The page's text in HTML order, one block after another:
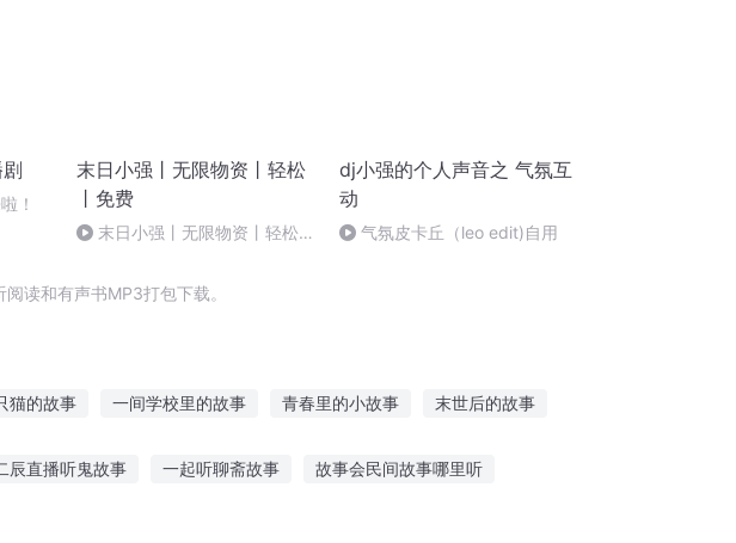
！
末日小强丨无限物资丨轻松
丨免费
末日小强丨无限物资丨轻松丨
dj小强的个人声音之 气氛互
动
气氛皮卡丘（leo edit)自用
读和有声书MP3打包下载。
猫的故事 一间学校里的故事 青春里的小故事 末世后的故事
辰直播听鬼故事 一起听聊斋故事 故事会民间故事哪里听